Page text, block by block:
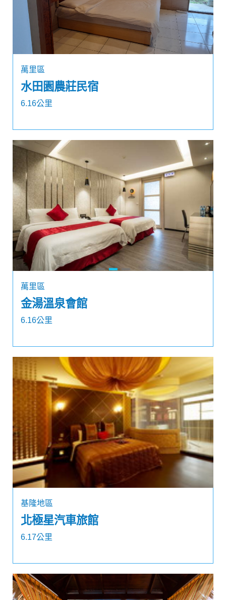
萬里區
水田園農莊民宿
6.16公里
萬里區
金湯溫泉會館
6.16公里
基隆地區
北極星汽車旅館
6.17公里